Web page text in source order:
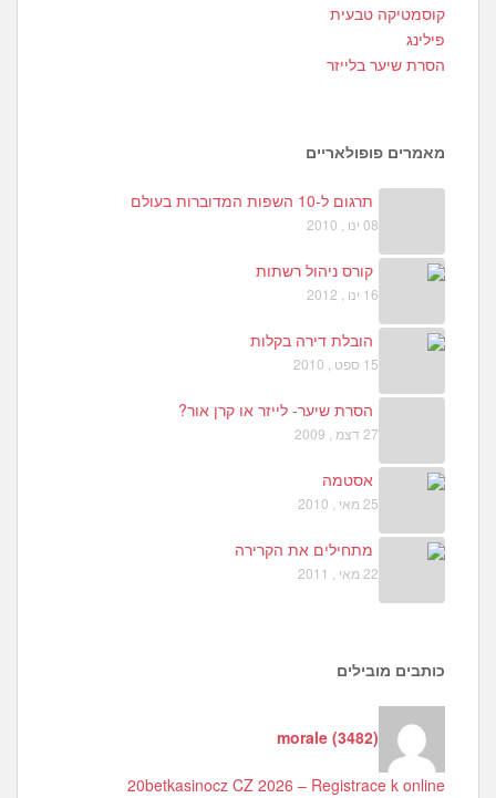
0
1
קוסמטיקה טבעית
פילינג
הסרת שיער בלייזר
מאמרים פופולאריים
תרגום ל-10 השפות המדוברות בעולם
08 ינו , 2010
קורס ניהול רשתות
16 ינו , 2012
הובלת דירה בקלות
15 ספט , 2010
הסרת שיער- לייזר או קרן אור?
27 דצמ , 2009
אסטמה
25 מאי , 2010
מתחילים את הקרירה
22 מאי , 2011
כותבים מובילים
morale (3482)
20betkasinocz CZ 2026 – Registrace k online